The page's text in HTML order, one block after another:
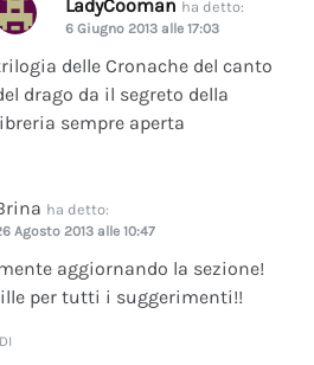
LadyCooman ha detto:
6 Giugno 2013 alle 17:03
delle Cronache del canto
drago da il segreto della
sempre aperta
ha detto:
Agosto 2013 alle 10:47
aggiornando la sezione!
per tutti i suggerimenti!!